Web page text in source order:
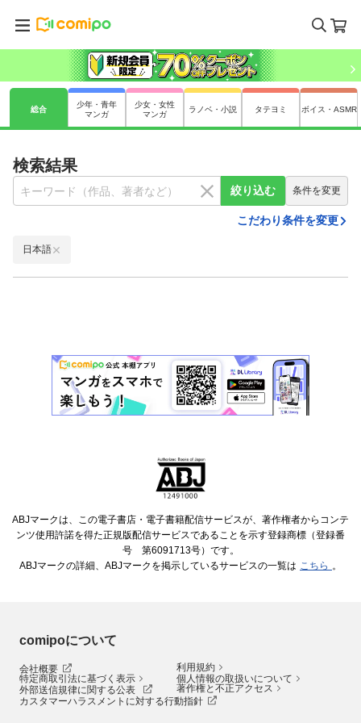
総合
少年・青年
マンガ
少女・女性
マンガ
ラノベ・小説 タテヨミ ボイス・ASMR
検索結果
絞り込む 条件を変更
こだわり条件を変更
日本語
ABJマークは、この電子書店・電子書籍配信サービスが、著作権者からコンテ
ンツ使用許諾を得た正規版配信サービスであることを示す登録商標（登録番
号 第6091713号）です。
ABJマークの詳細、ABJマークを掲示しているサービスの一覧は こちら 。
comipoについて
会社概要
利用規約
特定商取引法に基づく表示
個人情報の取扱いについて
外部送信規律に関する公表
著作権と不正アクセス
カスタマーハラスメントに対する行動指針